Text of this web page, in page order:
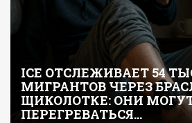
ICE ОТСЛЕЖИВАЕТ 54
МИГРАНТОВ ЧЕРЕЗ
ЩИКОЛОТКЕ: ОНИ
ПЕРЕГРЕВАТЬСЯ…